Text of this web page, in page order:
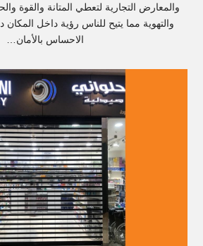
والمعارض التجارية لتعطي المتانة والقوة
والتهوية مما يتيح للناس رؤية داخل
الاحساس بالأمان…